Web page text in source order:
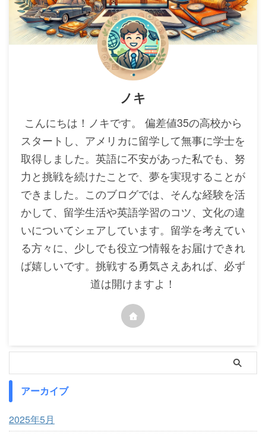
ノキ
こんにちは！ノキです。 偏差値35の高校から
スタートし、アメリカに留学して無事に学士を
取得しました。英語に不安があった私でも、努
力と挑戦を続けたことで、夢を実現することが
できました。このブログでは、そんな経験を活
かして、留学生活や英語学習のコツ、文化の違
いについてシェアしています。留学を考えてい
る方々に、少しでも役立つ情報をお届けできれ
ば嬉しいです。挑戦する勇気さえあれば、必ず
道は開けますよ！
アーカイブ
2025年5月